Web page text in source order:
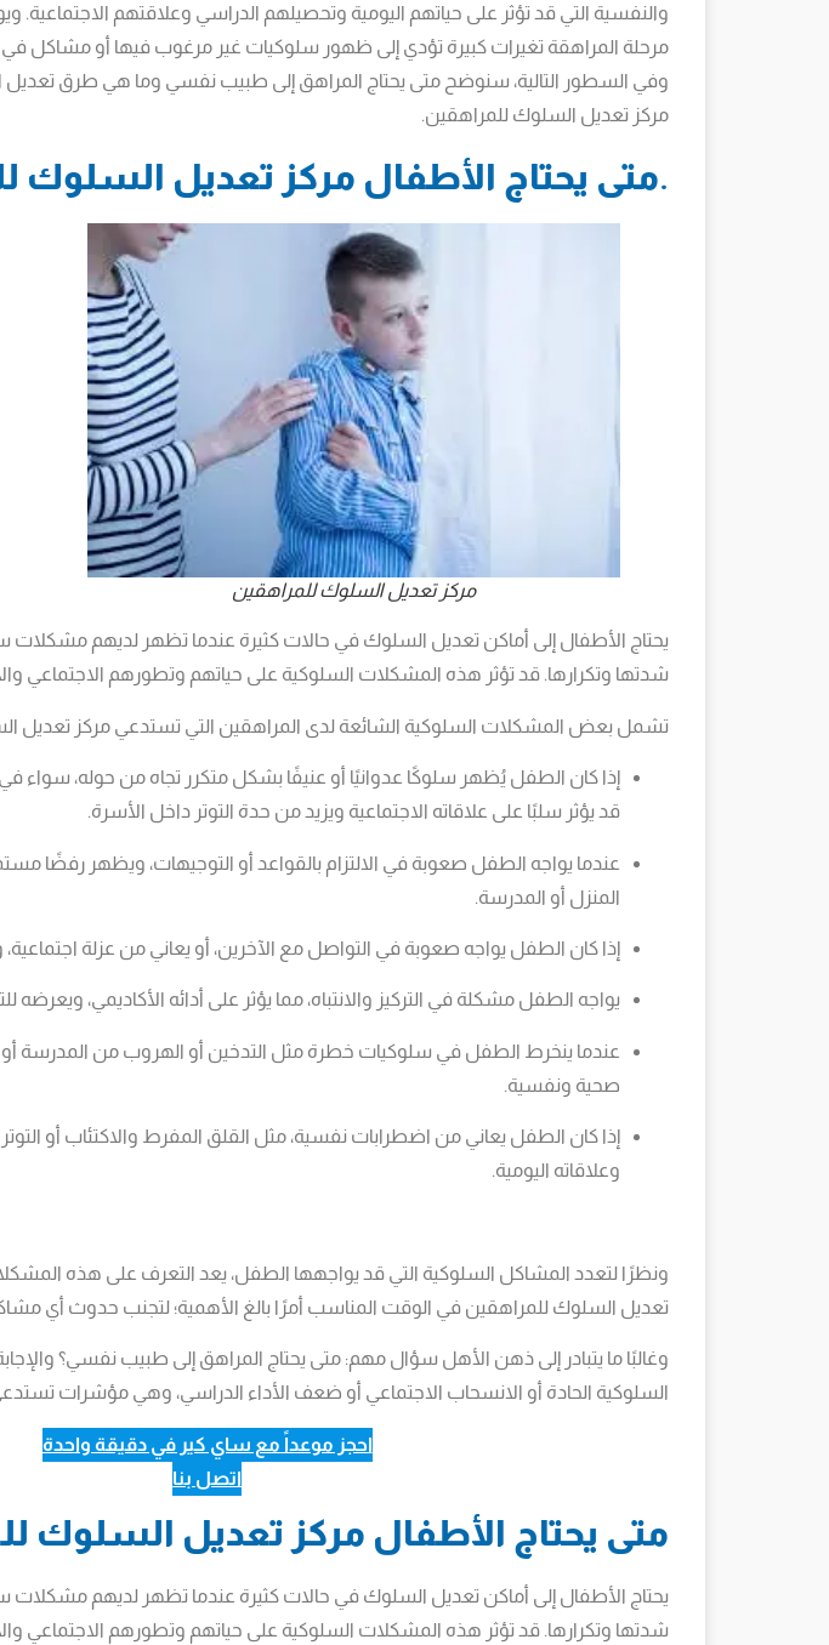
والنفسية التي قد تؤثر على حياتهم اليومية وتحصيلهم الدراسي وعلاقتهم الاجتماعية.
مرحلة المراهقة تغيرات كبيرة تؤدي إلى ظهور سلوكيات غير مرغوب فيها أو مشاكل في
وفي السطور التالية، سنوضح متى يحتاج المراهق إلى طبيب نفسي وما هي طرق تعديل
مركز تعديل السلوك للمراهقين.
.متى يحتاج الأطفال مركز تعديل السلوك
مركز تعديل السلوك للمراهقين
يحتاج الأطفال إلى أماكن تعديل السلوك في حالات كثيرة عندما تظهر لديهم مشكلات
شدتها وتكرارها. قد تؤثر هذه المشكلات السلوكية على حياتهم وتطورهم الاجتماعي
تشمل بعض المشكلات السلوكية الشائعة لدى المراهقين التي تستدعي مركز تعديل
إذا كان الطفل يُظهر سلوكًا عدوانيًا أو عنيفًا بشكل متكرر تجاه من حوله، سواء
قد يؤثر سلبًا على علاقاته الاجتماعية ويزيد من حدة التوتر داخل الأسرة.
عندما يواجه الطفل صعوبة في الالتزام بالقواعد أو التوجيهات، ويظهر رفضًا
المنزل أو المدرسة.
إذا كان الطفل يواجه صعوبة في التواصل مع الآخرين، أو يعاني من عزلة
يواجه الطفل مشكلة في التركيز والانتباه، مما يؤثر على أدائه الأكاديمي، ويعرضه
عندما ينخرط الطفل في سلوكيات خطرة مثل التدخين أو الهروب من المدرسة أو
صحية ونفسية.
إذا كان الطفل يعاني من اضطرابات نفسية، مثل القلق المفرط والاكتئاب أو
وعلاقاته اليومية.
ونظرًا لتعدد المشاكل السلوكية التي قد يواجهها الطفل، يعد التعرف على هذه
تعديل السلوك للمراهقين في الوقت المناسب أمرًا بالغ الأهمية؛ لتجنب حدوث أي
وغالبًا ما يتبادر إلى ذهن الأهل سؤال مهم: متى يحتاج المراهق إلى طبيب نفسي؟
السلوكية الحادة أو الانسحاب الاجتماعي أو ضعف الأداء الدراسي، وهي مؤشرات
احجز موعداً مع ساي كير في دقيقة واحدة
اتصل بنا
متى يحتاج الأطفال مركز تعديل السلوك
يحتاج الأطفال إلى أماكن تعديل السلوك في حالات كثيرة عندما تظهر لديهم مشكلات
شدتها وتكرارها. قد تؤثر هذه المشكلات السلوكية على حياتهم وتطورهم الاجتماعي